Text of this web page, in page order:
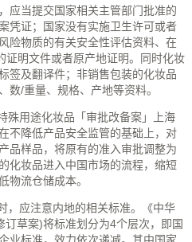
应当提交国家相关主管部门批准的
凭证；国家没有实施卫生许可或者
险物质的有关安全性评估资料、在
证明文件或者原产地证明。同时化妆
签及翻译件；非销售包装的化妆品
数/重量、规格、产地等资料。
殊用途化妆品「审批改备案」上海
不降低产品安全监管的基础上，对
品样品，将原有的准入审批调整为
化妆品进入中国市场的流程，缩短
物流仓储成本。
，应注意内地的相关标准。《中华
草案)将标准划分为4个层次，即国